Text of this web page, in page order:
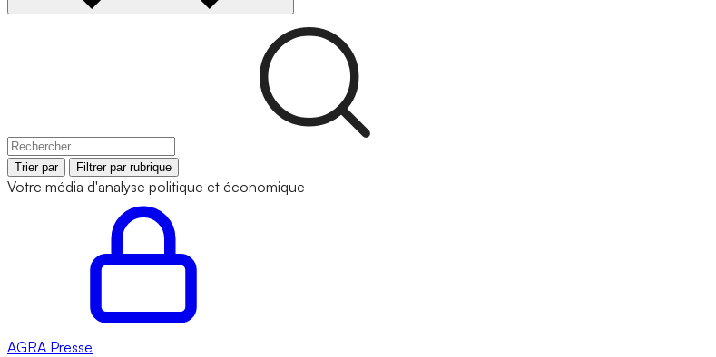
Trier par Filtrer par rubrique
Votre média d'analyse politique et économique
AGRA Presse